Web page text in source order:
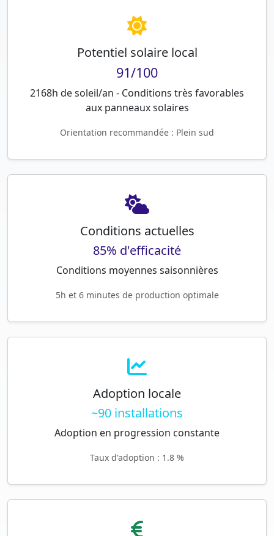
Potentiel solaire local
91/100
2168h de soleil/an - Conditions très favorables
aux panneaux solaires
Orientation recommandée : Plein sud
Conditions actuelles
85% d'efficacité
Conditions moyennes saisonnières
5h et 6 minutes de production optimale
Adoption locale
~90 installations
Adoption en progression constante
Taux d'adoption : 1.8 %